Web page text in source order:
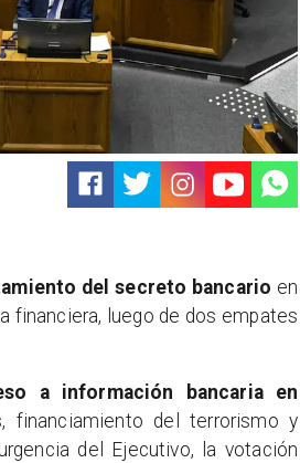
del secreto bancario en
financiera, luego de dos empates
a información bancaria en
financiamiento del terrorismo y
del Ejecutivo, la votación